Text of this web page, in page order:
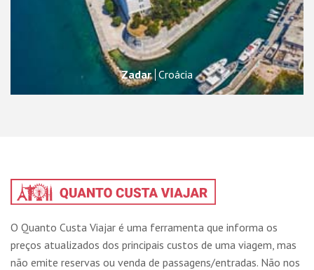
Zadar Croácia
O Quanto Custa Viajar é uma ferramenta que informa os
preços atualizados dos principais custos de uma viagem, mas
não emite reservas ou venda de passagens/entradas. Não nos